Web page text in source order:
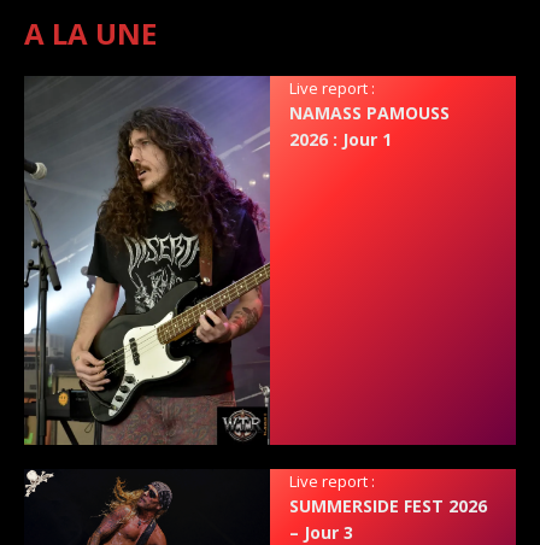
A LA UNE
Live report :
NAMASS PAMOUSS
2026 : Jour 1
Live report :
SUMMERSIDE FEST 2026
– Jour 3